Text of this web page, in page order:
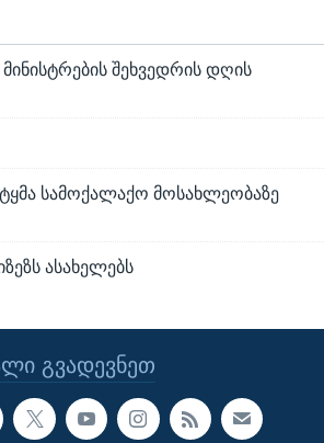
შეხვედრის დღის
სამოქალაქო მოსახლეობაზე
ასახელებს
ᲒᲕᲐᲓᲔᲕᲜᲔᲗ